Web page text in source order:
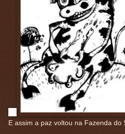
E assim a paz voltou na Fazenda do